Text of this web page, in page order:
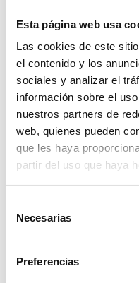
Esta página web usa
Las cookies de este
el contenido y los
sociales y analizar el
información sobre el
nuestros partners de
web, quienes pueden
que les haya
partir del uso que haya
Necesarias
Preferencias
Facebook
Pinterest
Tu dirección de
marcados con